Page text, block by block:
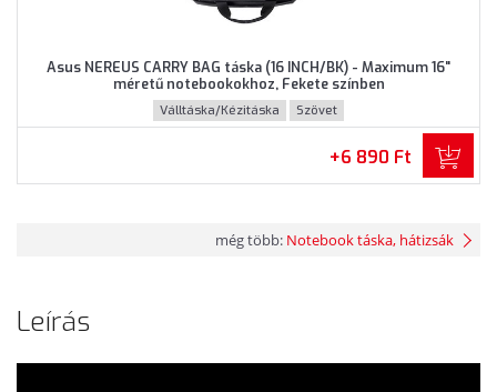
Asus NEREUS CARRY BAG táska (16 INCH/BK) - Maximum 16"
méretű notebookokhoz, Fekete színben
Válltáska/Kézitáska Szövet
+6 890 Ft
még több: Notebook táska, hátizsák
Leírás